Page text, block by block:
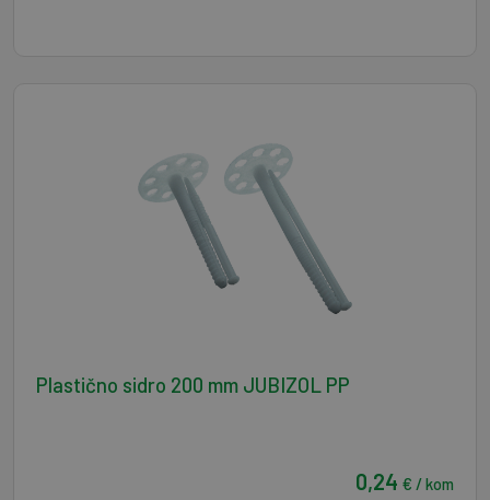
Plastično sidro 200 mm JUBIZOL PP
0,24 € / kom